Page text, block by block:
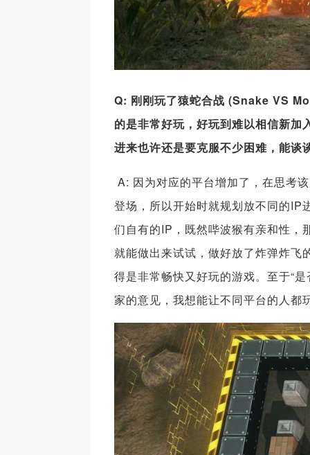
Q: 刚刚玩了猿蛇合战 (Snake VS
的是非常好玩，好玩到难以相信新
进来也许还是要克服不少困难，能
A: 因为对应的平台增加了，在思考
登场，所以开始时就规划放不同的IP
们自有的IP，既然哔波猴有亲和性，
就能做出来试试，做好放了炸弹炸飞
得是非常畅快又好玩的游戏。至于“
家的意见，我想能让不同平台的人都